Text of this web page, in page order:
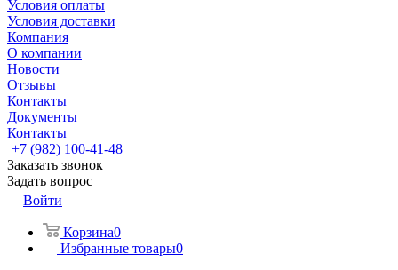
Условия оплаты
Условия доставки
Компания
О компании
Новости
Отзывы
Контакты
Документы
Контакты
+7 (982) 100-41-48
Заказать звонок
Задать вопрос
Войти
Корзина0
Избранные товары0